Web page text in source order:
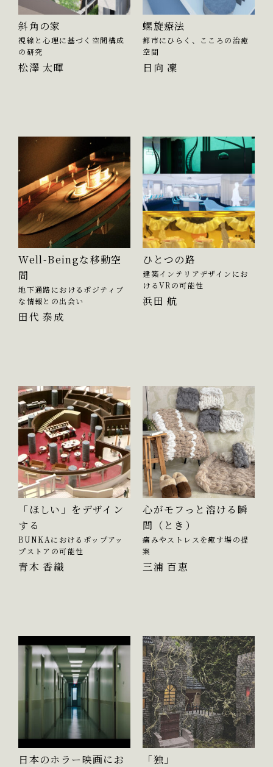
斜角の家
視線と心理に基づく空間構成
の研究
松澤 太暉
螺旋療法
都市にひらく、こころの治癒
空間
日向 凜
Well-Beingな移動空
間
地下通路におけるポジティブ
な情報との出会い
田代 泰成
ひとつの路
建築インテリアデザインにお
けるVRの可能性
浜田 航
「ほしい」をデザイン
する
BUNKAにおけるポップアッ
プストアの可能性
青木 香織
心がモフっと溶ける瞬
間（とき）
痛みやストレスを癒す場の提
案
三浦 百恵
日本のホラー映画にお
「独」